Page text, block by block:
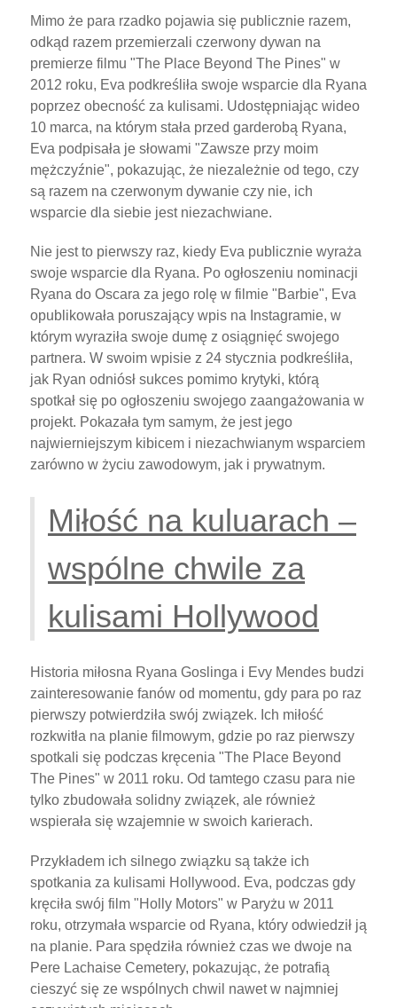
Mimo że para rzadko pojawia się publicznie razem,
odkąd razem przemierzali czerwony dywan na
premierze filmu "The Place Beyond The Pines" w
2012 roku, Eva podkreśliła swoje wsparcie dla Ryana
poprzez obecność za kulisami. Udostępniając wideo
10 marca, na którym stała przed garderobą Ryana,
Eva podpisała je słowami "Zawsze przy moim
mężczyźnie", pokazując, że niezależnie od tego, czy
są razem na czerwonym dywanie czy nie, ich
wsparcie dla siebie jest niezachwiane.
Nie jest to pierwszy raz, kiedy Eva publicznie wyraża
swoje wsparcie dla Ryana. Po ogłoszeniu nominacji
Ryana do Oscara za jego rolę w filmie "Barbie", Eva
opublikowała poruszający wpis na Instagramie, w
którym wyraziła swoje dumę z osiągnięć swojego
partnera. W swoim wpisie z 24 stycznia podkreśliła,
jak Ryan odniósł sukces pomimo krytyki, którą
spotkał się po ogłoszeniu swojego zaangażowania w
projekt. Pokazała tym samym, że jest jego
najwierniejszym kibicem i niezachwianym wsparciem
zarówno w życiu zawodowym, jak i prywatnym.
Miłość na kuluarach –
wspólne chwile za
kulisami Hollywood
Historia miłosna Ryana Goslinga i Evy Mendes budzi
zainteresowanie fanów od momentu, gdy para po raz
pierwszy potwierdziła swój związek. Ich miłość
rozkwitła na planie filmowym, gdzie po raz pierwszy
spotkali się podczas kręcenia "The Place Beyond
The Pines" w 2011 roku. Od tamtego czasu para nie
tylko zbudowała solidny związek, ale również
wspierała się wzajemnie w swoich karierach.
Przykładem ich silnego związku są także ich
spotkania za kulisami Hollywood. Eva, podczas gdy
kręciła swój film "Holly Motors" w Paryżu w 2011
roku, otrzymała wsparcie od Ryana, który odwiedził ją
na planie. Para spędziła również czas we dwoje na
Pere Lachaise Cemetery, pokazując, że potrafią
cieszyć się ze wspólnych chwil nawet w najmniej